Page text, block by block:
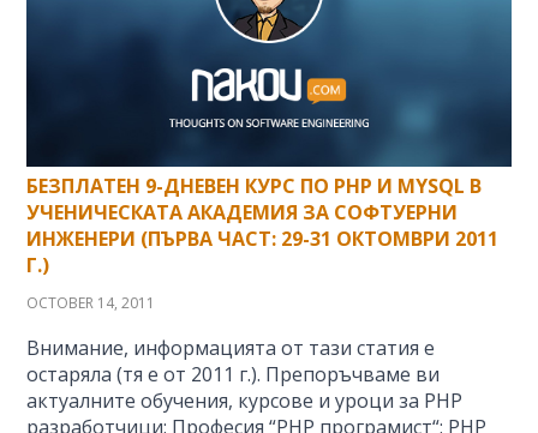
БЕЗПЛАТЕН 9-ДНЕВЕН КУРС ПО PHP И MYSQL В
УЧЕНИЧЕСКАТА АКАДЕМИЯ ЗА СОФТУЕРНИ
ИНЖЕНЕРИ (ПЪРВА ЧАСТ: 29-31 ОКТОМВРИ 2011
Г.)
OCTOBER 14, 2011
Внимание, информацията от тази статия е
остаряла (тя е от 2011 г.). Препоръчваме ви
актуалните обучения, курсове и уроци за PHP
разработчици: Професия “PHP програмист“: PHP